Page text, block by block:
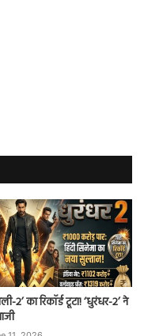
2’ का रिकॉर्ड टूटा! ‘धुरंधर-2’ ने